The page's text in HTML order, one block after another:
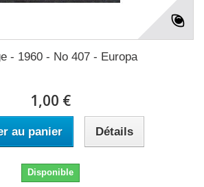
- 1960 - No 407 - Europa
1,00 €
au panier Détails
Disponible